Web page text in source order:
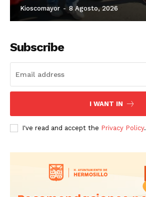
Kioscomayor - 8 Agosto, 2026
Subscribe
I WANT IN
I've read and accept the Privacy Policy.